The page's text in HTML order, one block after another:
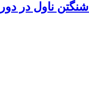
‌ناول در